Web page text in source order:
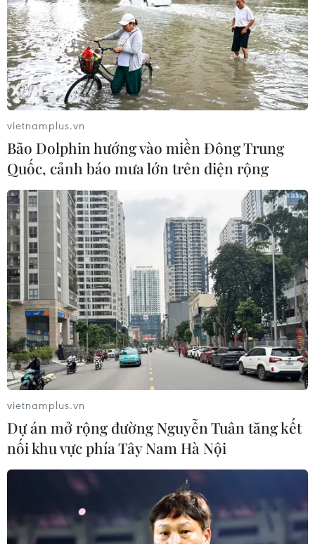
vietnamplus.vn
Bão Dolphin hướng vào miền Đông Trung
Quốc, cảnh báo mưa lớn trên diện rộng
vietnamplus.vn
Dự án mở rộng đường Nguyễn Tuân tăng kết
nối khu vực phía Tây Nam Hà Nội